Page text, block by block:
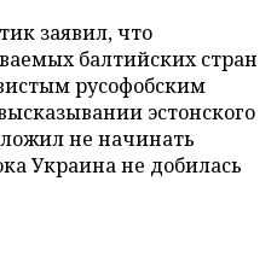
заявил, что
балтийских стран
русофобским
эстонского
не начинать
Украина не добилась